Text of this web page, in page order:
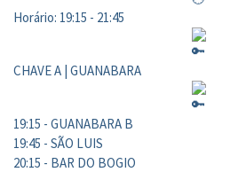
Horário: 19:15 - 21:45
CHAVE A | GUANABARA
19:15 - GUANABARA B
19:45 - SÃO LUIS
20:15 - BAR DO BOGIO